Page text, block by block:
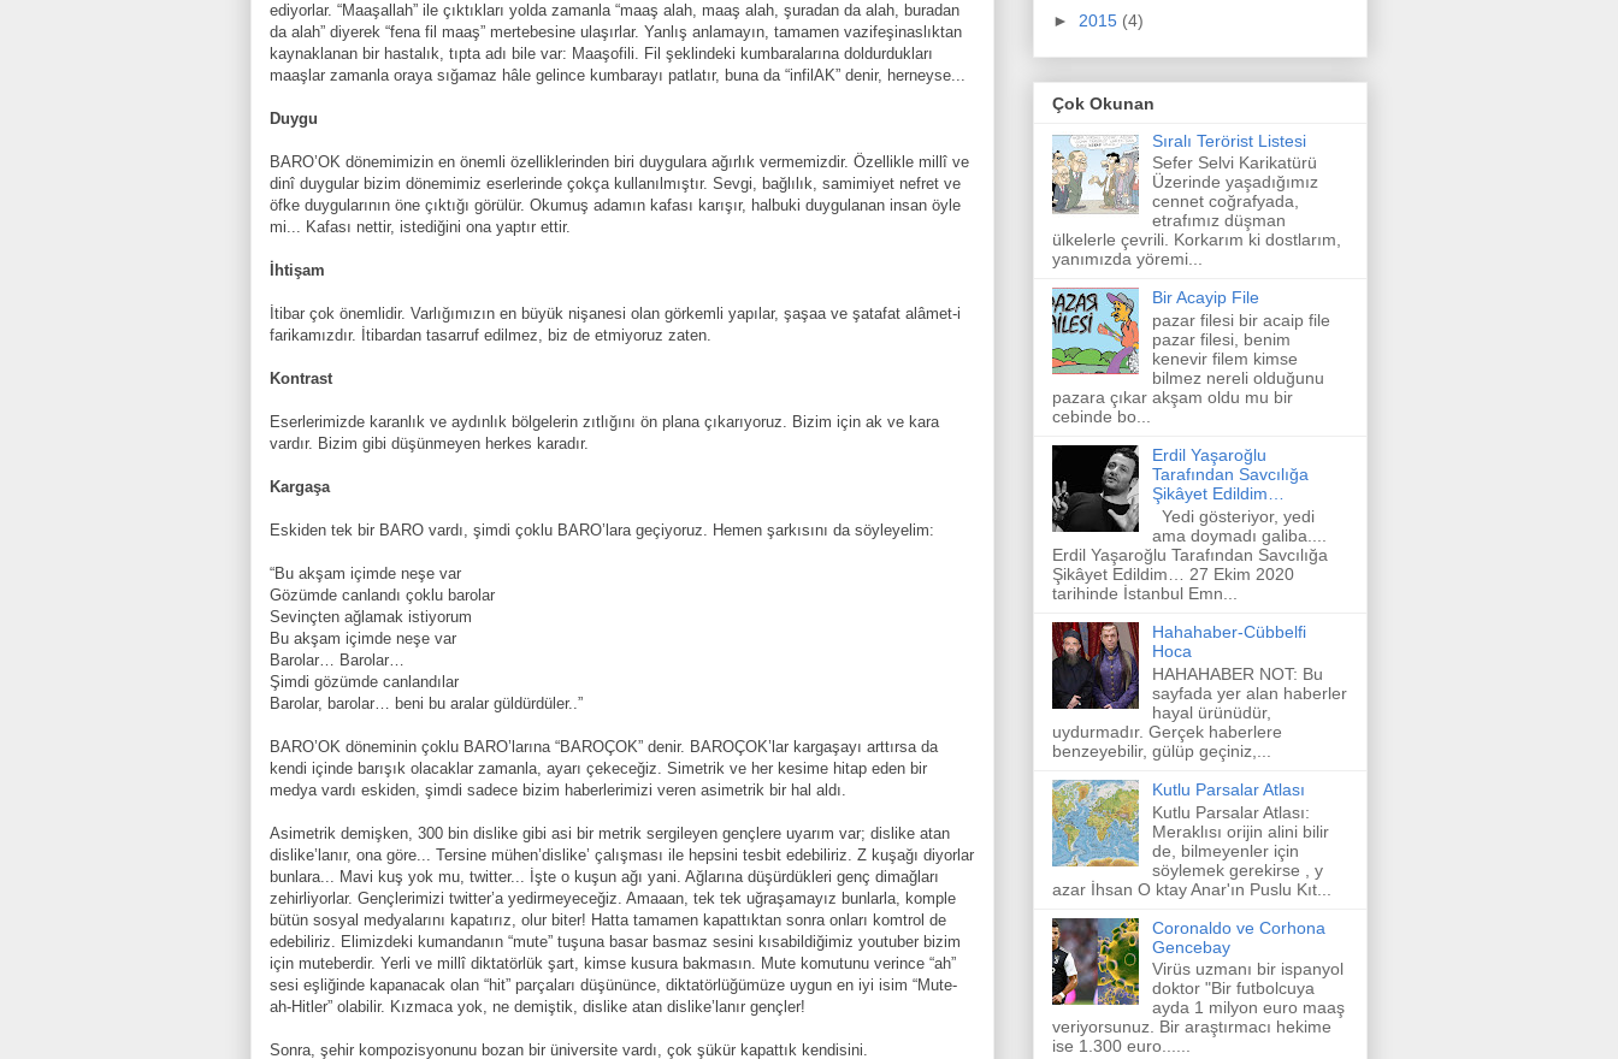
ediyorlar. “Maaşallah” ile çıktıkları yolda zamanla “maaş alah, maaş alah, şuradan da alah, buradan
da alah” diyerek “fena fil maaş” mertebesine ulaşırlar. Yanlış anlamayın, tamamen vazifeşinaslıktan
kaynaklanan bir hastalık, tıpta adı bile var: Maaşofili. Fil şeklindeki kumbaralarına doldurdukları
maaşlar zamanla oraya sığamaz hâle gelince kumbarayı patlatır, buna da “infilAK” denir, herneyse...
Duygu
BARO’OK dönemimizin en önemli özelliklerinden biri duygulara ağırlık vermemizdir. Özellikle millî ve
dinî duygular bizim dönemimiz eserlerinde çokça kullanılmıştır. Sevgi, bağlılık, samimiyet nefret ve
öfke duygularının öne çıktığı görülür. Okumuş adamın kafası karışır, halbuki duygulanan insan öyle
mi... Kafası nettir, istediğini ona yaptır ettir.
İhtişam
İtibar çok önemlidir. Varlığımızın en büyük nişanesi olan görkemli yapılar, şaşaa ve şatafat alâmet-i
farikamızdır. İtibardan tasarruf edilmez, biz de etmiyoruz zaten.
Kontrast
Eserlerimizde karanlık ve aydınlık bölgelerin zıtlığını ön plana çıkarıyoruz. Bizim için ak ve kara
vardır. Bizim gibi düşünmeyen herkes karadır.
Kargaşa
Eskiden tek bir BARO vardı, şimdi çoklu BARO’lara geçiyoruz. Hemen şarkısını da söyleyelim:
“Bu akşam içimde neşe var
Gözümde canlandı çoklu barolar
Sevinçten ağlamak istiyorum
Bu akşam içimde neşe var
Barolar… Barolar…
Şimdi gözümde canlandılar
Barolar, barolar… beni bu aralar güldürdüler..”
BARO’OK döneminin çoklu BARO’larına “BAROÇOK” denir. BAROÇOK’lar kargaşayı arttırsa da
kendi içinde barışık olacaklar zamanla, ayarı çekeceğiz. Simetrik ve her kesime hitap eden bir
medya vardı eskiden, şimdi sadece bizim haberlerimizi veren asimetrik bir hal aldı.
Asimetrik demişken, 300 bin dislike gibi asi bir metrik sergileyen gençlere uyarım var; dislike atan
dislike’lanır, ona göre... Tersine mühen’dislike’ çalışması ile hepsini tesbit edebiliriz. Z kuşağı diyorlar
bunlara... Mavi kuş yok mu, twitter... İşte o kuşun ağı yani. Ağlarına düşürdükleri genç dimağları
zehirliyorlar. Gençlerimizi twitter’a yedirmeyeceğiz. Amaaan, tek tek uğraşamayız bunlarla, komple
bütün sosyal medyalarını kapatırız, olur biter! Hatta tamamen kapattıktan sonra onları komtrol de
edebiliriz. Elimizdeki kumandanın “mute” tuşuna basar basmaz sesini kısabildiğimiz youtuber bizim
için muteberdir. Yerli ve millî diktatörlük şart, kimse kusura bakmasın. Mute komutunu verince “ah”
sesi eşliğinde kapanacak olan “hit” parçaları düşününce, diktatörlüğümüze uygun en iyi isim “Mute-
ah-Hitler” olabilir. Kızmaca yok, ne demiştik, dislike atan dislike’lanır gençler!
Sonra, şehir kompozisyonunu bozan bir üniversite vardı, çok şükür kapattık kendisini.
► 2015 (4)
Çok Okunan
Sıralı Terörist Listesi
Sefer Selvi Karikatürü
Üzerinde yaşadığımız
cennet coğrafyada,
etrafımız düşman
ülkelerle çevrili. Korkarım ki dostlarım,
yanımızda yöremi...
Bir Acayip File
pazar filesi bir acaip file
pazar filesi, benim
kenevir filem kimse
bilmez nereli olduğunu
pazara çıkar akşam oldu mu bir
cebinde bo...
Erdil Yaşaroğlu
Tarafından Savcılığa
Şikâyet Edildim…
Yedi gösteriyor, yedi
ama doymadı galiba....
Erdil Yaşaroğlu Tarafından Savcılığa
Şikâyet Edildim… 27 Ekim 2020
tarihinde İstanbul Emn...
Hahahaber-Cübbelfi
Hoca
HAHAHABER NOT: Bu
sayfada yer alan haberler
hayal ürünüdür,
uydurmadır. Gerçek haberlere
benzeyebilir, gülüp geçiniz,...
Kutlu Parsalar Atlası
Kutlu Parsalar Atlası:
Meraklısı orijin alini bilir
de, bilmeyenler için
söylemek gerekirse , y
azar İhsan O ktay Anar'ın Puslu Kıt...
Coronaldo ve Corhona
Gencebay
Virüs uzmanı bir ispanyol
doktor "Bir futbolcuya
ayda 1 milyon euro maaş
veriyorsunuz. Bir araştırmacı hekime
ise 1.300 euro......